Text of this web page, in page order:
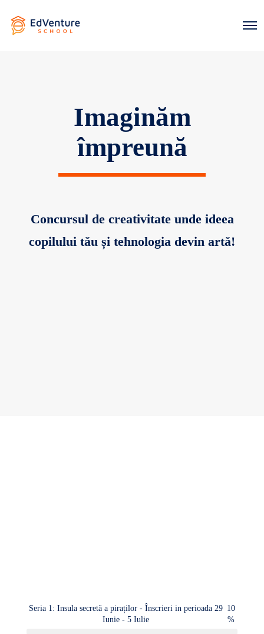
O
Imaginăm
împreună
Concursul de creativitate unde ideea
copilului tău și tehnologia devin artă!
Seria 1: Insula secretă a piraților - Înscrieri in perioada 29
Iunie - 5 Iulie
10
%